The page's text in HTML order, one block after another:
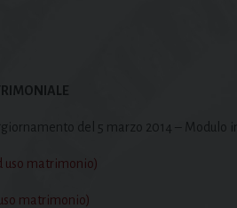
del 5 marzo 2014 – Modulo
uso matrimonio)
matrimonio)